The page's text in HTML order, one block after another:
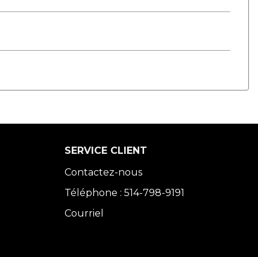
SERVICE CLIENT
Contactez-nous
Téléphone : 514-798-9191
Courriel